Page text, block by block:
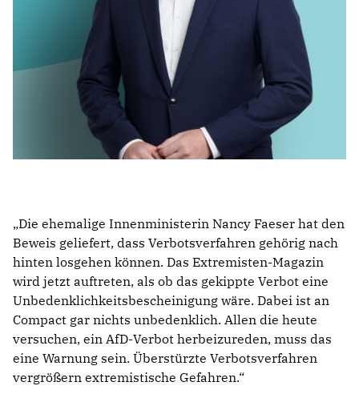
NEWSLETTER ABONNIEREN
BILDER
PROGRAMME
WICHTIGE BESCHLÜSSE DER CDU BRANDENBURG
75 JAHRE CDU BRANDENBURG
PRESSE
SPENDEN
Die ehemalige Innenministerin Nancy Faeser hat den
Beweis geliefert, dass Verbotsverfahren gehörig nach
hinten losgehen können. Das Extremisten-Magazin
wird jetzt auftreten, als ob das gekippte Verbot eine
Unbedenklichkeitsbescheinigung wäre. Dabei ist an
Compact gar nichts unbedenklich. Allen die heute
versuchen, ein AfD-Verbot herbeizureden, muss das
eine Warnung sein. Überstürzte Verbotsverfahren
vergrößern extremistische Gefahren.“